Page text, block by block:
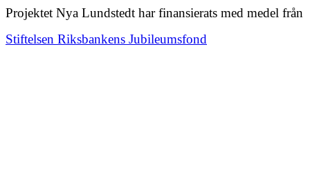
Projektet Nya Lundstedt har finansierats med medel från
Stiftelsen Riksbankens Jubileumsfond